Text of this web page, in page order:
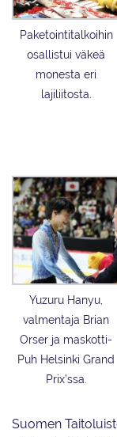
Paketointitalkoihin
osallistui väkeä
monesta eri
lajiliitosta.
Yuzuru Hanyu,
valmentaja Brian
Orser ja maskotti-
Puh Helsinki Grand
Prix’ssa.
Suomen